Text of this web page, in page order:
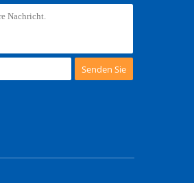
Senden Sie